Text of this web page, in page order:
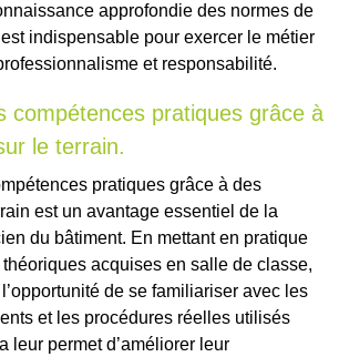
approfondie des normes de
indispensable pour exercer le métier
et responsabilité.
compétences pratiques grâce à
le terrain.
pratiques grâce à des
est un avantage essentiel de la
du bâtiment. En mettant en pratique
acquises en salle de classe,
de se familiariser avec les
et les procédures réelles utilisés
leur permet d’améliorer leur